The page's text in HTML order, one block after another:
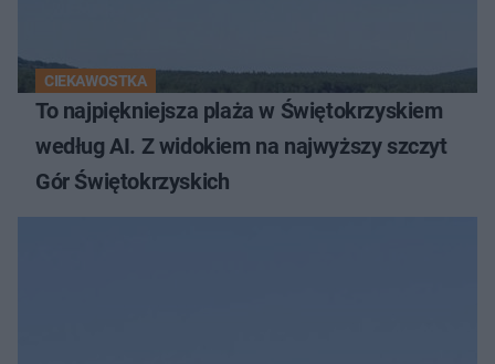
CIEKAWOSTKA
To najpiękniejsza plaża w Świętokrzyskiem
według AI. Z widokiem na najwyższy szczyt
Gór Świętokrzyskich